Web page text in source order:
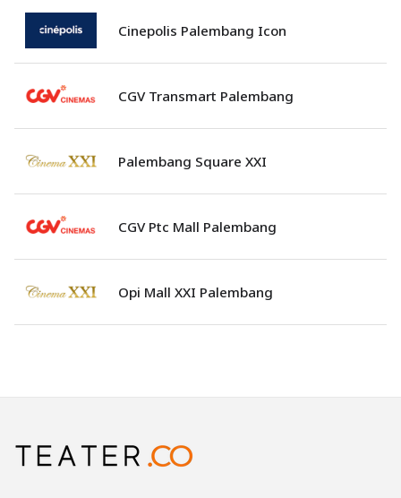
Cinepolis Palembang Icon
CGV Transmart Palembang
Palembang Square XXI
CGV Ptc Mall Palembang
Opi Mall XXI Palembang